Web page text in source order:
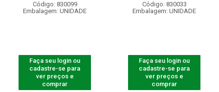
Código: 830099
Embalagem: UNIDADE
Faça seu login ou
cadastre-se para
ver preços e
comprar
Código: 830033
Embalagem: UNIDADE
Faça seu login ou
cadastre-se para
ver preços e
comprar